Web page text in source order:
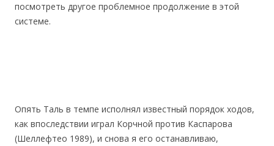
посмотреть другое проблемное продолжение в этой
системе.
Опять Таль в темпе исполнял известный порядок ходов,
как впоследствии играл Корчной против Каспарова
(Шеллефтео 1989), и снова я его останавливаю,